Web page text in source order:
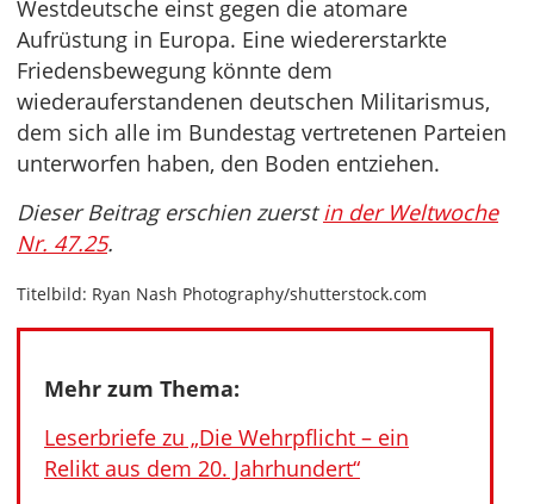
Westdeutsche einst gegen die atomare
Aufrüstung in Europa. Eine wiedererstarkte
Friedensbewegung könnte dem
wiederauferstandenen deutschen Militarismus,
dem sich alle im Bundestag vertretenen Parteien
unterworfen haben, den Boden entziehen.
Dieser Beitrag erschien zuerstin der Weltwoche
Nr. 47.25.
Titelbild: Ryan Nash Photography/shutterstock.com
Mehr zum Thema:
Leserbriefe zu „Die Wehrpflicht – ein
Relikt aus dem 20. Jahrhundert“